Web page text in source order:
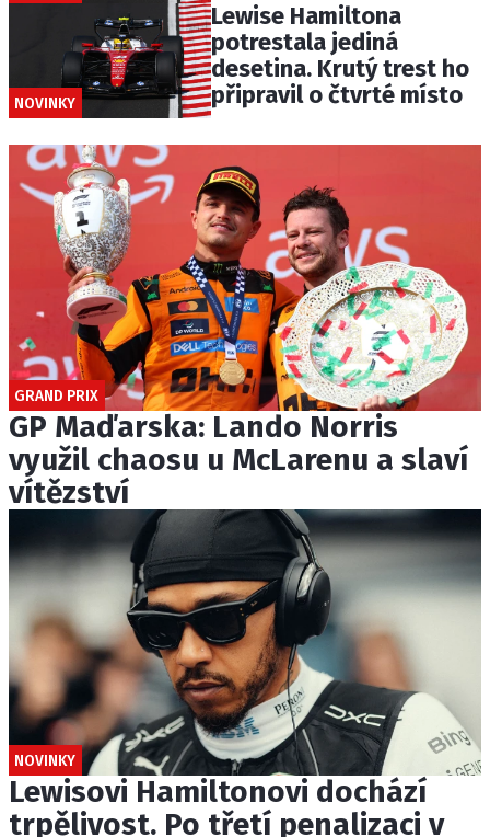
NOVINKY
Lewise Hamiltona
potrestala jediná
desetina. Krutý trest ho
připravil o čtvrté místo
GRAND PRIX
GP Maďarska: Lando Norris
využil chaosu u McLarenu a slaví
vítězství
NOVINKY
Lewisovi Hamiltonovi dochází
trpělivost. Po třetí penalizaci v